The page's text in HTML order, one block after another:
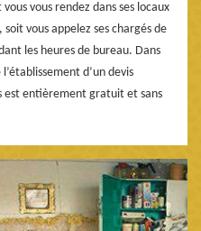
vous rendez dans ses locaux
vous appelez ses chargés de
les heures de bureau. Dans
d’un devis
est entièrement gratuit et sans